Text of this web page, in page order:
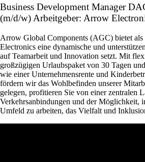
Business Development Manager
(m/d/w) Arbeitgeber: Arrow
Arrow Global Components (AGC) bietet
Electronics eine dynamische und
auf Teamarbeit und Innovation setzt. Mit
großzügigen Urlaubspaket von 30 Tagen
wie einer Unternehmensrente und
fördern wir das Wohlbefinden unserer
gelegen, profitieren Sie von einer zentralen
Verkehrsanbindungen und der Möglichkeit,
Umfeld zu arbeiten, das Vielfalt und